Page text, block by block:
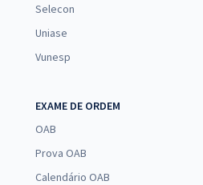
Selecon
Uniase
Vunesp
EXAME DE ORDEM
OAB
Prova OAB
Calendário OAB